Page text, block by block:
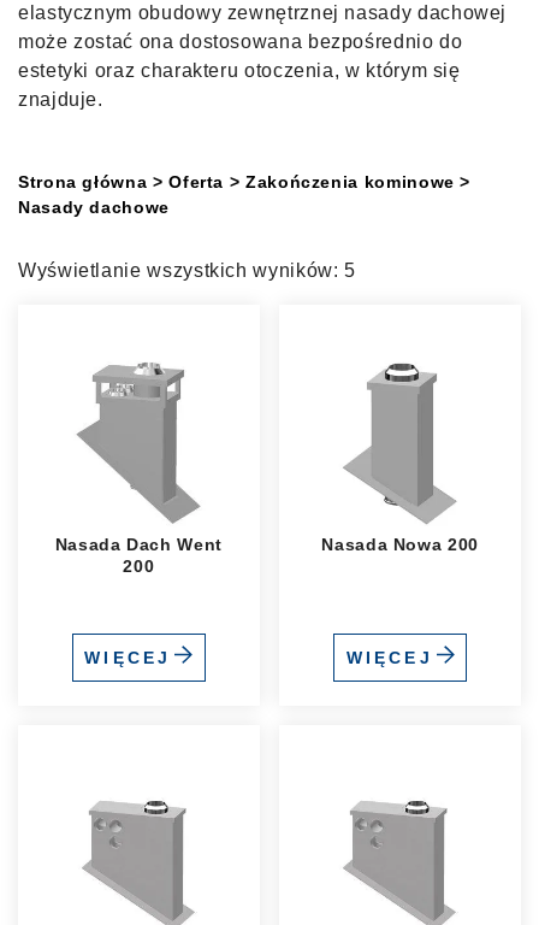
elastycznym obudowy zewnętrznej nasady dachowej
może zostać ona dostosowana bezpośrednio do
estetyki oraz charakteru otoczenia, w którym się
znajduje.
Strona główna > Oferta >Zakończenia kominowe >
Nasady dachowe
Wyświetlanie wszystkich wyników: 5
Nasada Dach Went
200
WIĘCEJ
Nasada Nowa 200
WIĘCEJ